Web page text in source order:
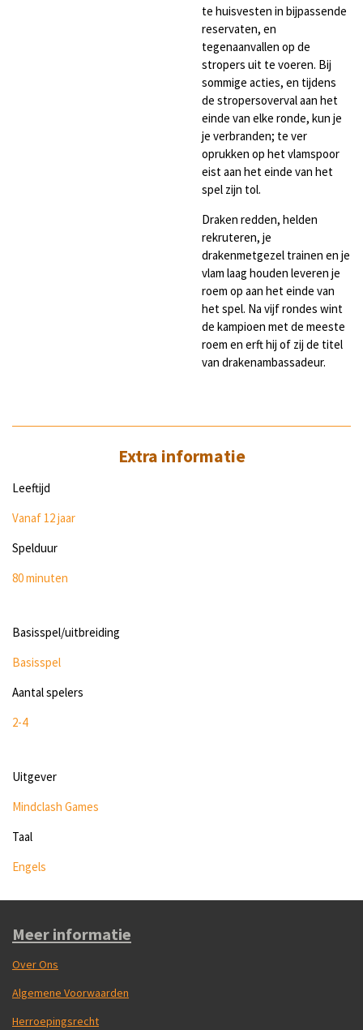
te huisvesten in bijpassende
reservaten, en
tegenaanvallen op de
stropers uit te voeren. Bij
sommige acties, en tijdens
de stropersoverval aan het
einde van elke ronde, kun je
je verbranden; te ver
oprukken op het vlamspoor
eist aan het einde van het
spel zijn tol.
Draken redden, helden
rekruteren, je
drakenmetgezel trainen en je
vlam laag houden leveren je
roem op aan het einde van
het spel. Na vijf rondes wint
de kampioen met de meeste
roem en erft hij of zij de titel
van drakenambassadeur.
Extra informatie
Leeftijd
Vanaf 12 jaar
Spelduur
80 minuten
Basisspel/uitbreiding
Basisspel
Aantal spelers
2-4
Uitgever
Mindclash Games
Taal
Engels
Meer informatie
Over Ons
Algemene Voorwaarden
Herroepingsrecht